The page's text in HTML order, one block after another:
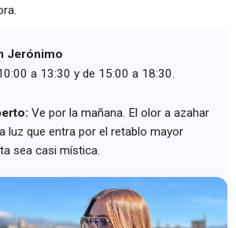
Jerónimo
a 13:30 y de 15:00 a 18:30.
Ve por la mañana. El olor a azahar
luz que entra por el retablo mayor
sea casi mística.